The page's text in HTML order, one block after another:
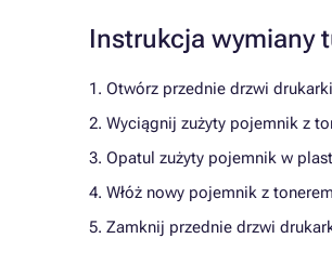
Instrukcja wymiany
1. Otwórz przednie drzwi
2. Wyciągnij zużyty pojemnik z
3. Opatul zużyty pojemnik w
4. Włóż nowy pojemnik z
5. Zamknij przednie drzwi